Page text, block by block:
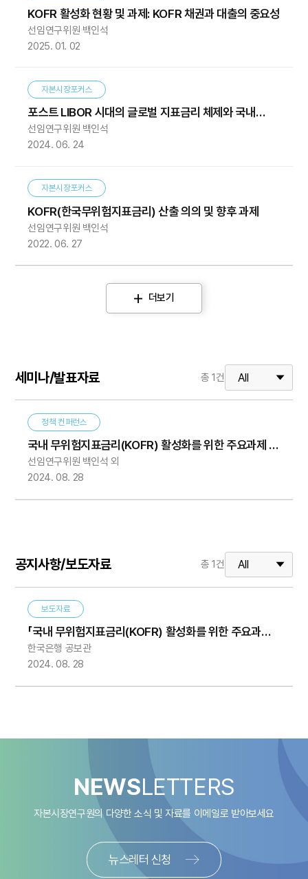
KOFR 활성화 현황 및 과제: KOFR 채권과 대출의 중요성
선임연구위원 백인석
2025. 01. 02
자본시장포커스
포스트 LIBOR 시대의 글로벌 지표금리 체제와 국내
시사점
선임연구위원 백인석
2024. 06. 24
자본시장포커스
KOFR(한국무위험지표금리) 산출 의의 및 향후 과제
선임연구위원 백인석
2022. 06. 27
더보기
세미나/발표자료 총1건
정책 컨퍼런스
국내 무위험지표금리(KOFR) 활성화를 위한 주요과제 및
향후 추진방향
선임연구위원 백인석 외
2024. 08. 28
공지사항/보도자료 총1건
보도자료
「국내 무위험지표금리(KOFR) 활성화를 위한 주요과제
및 향후 추진방향」 한국은행ㆍ자본시장연구원 공동
정책컨퍼런스 개최
한국은행 공보관
2024. 08. 28
NEWSLETTERS
자본시장연구원의 다양한 소식 및 자료를 이메일로 받아보세요
뉴스레터 신청